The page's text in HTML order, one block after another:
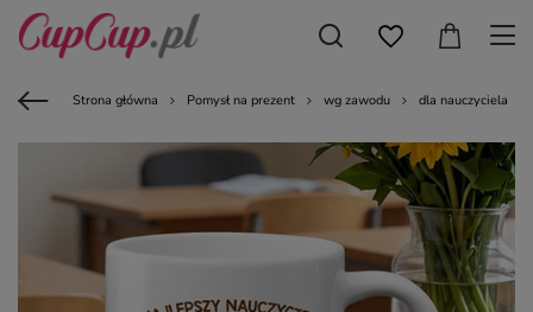
Strona główna Pomysł na prezent wg zawodu dla nauczyciela